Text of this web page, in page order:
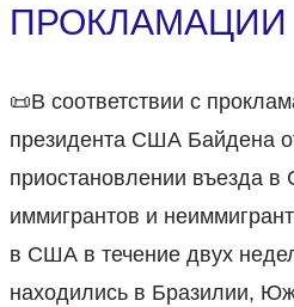
ПРОКЛАМАЦИИ
📜В соответствии с
президента США Байдена
приостановлении въезда
иммигрантов и
в США в течение двух
находились в Бразилии,